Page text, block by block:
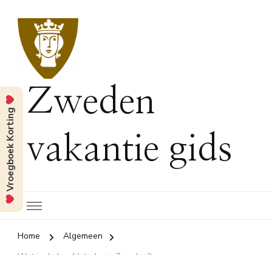
Zweden
vakantie gids
Home
Algemeen
Vroegboek Korting